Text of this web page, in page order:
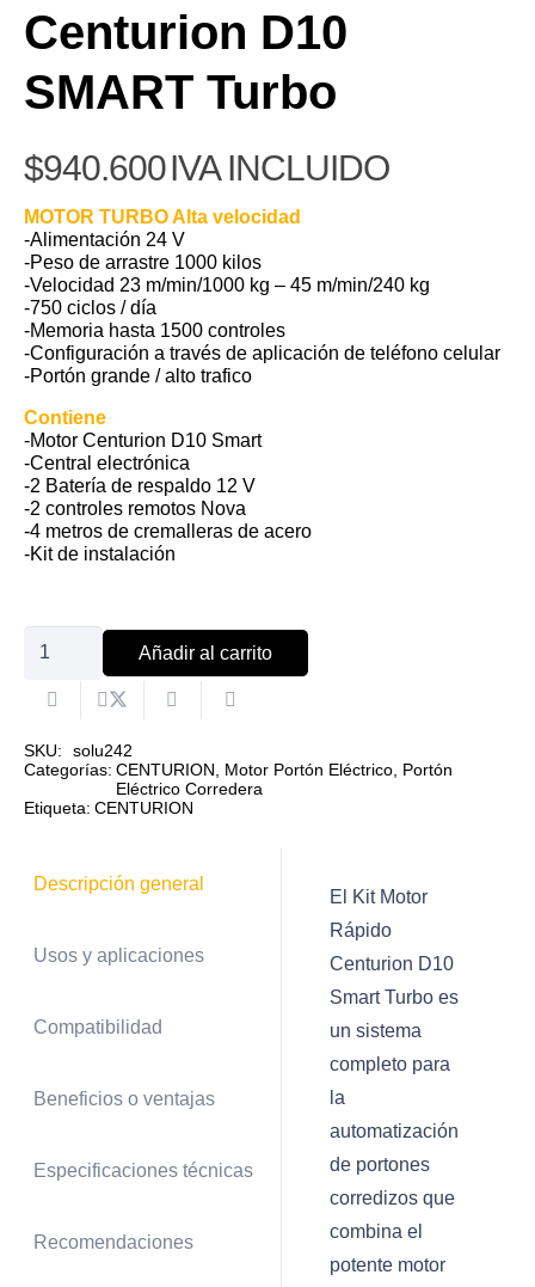
Centurion D10
SMART Turbo
$940.600IVA INCLUIDO
MOTOR TURBO Alta velocidad
-Alimentación 24 V
-Peso de arrastre 1000 kilos
-Velocidad 23 m/min/1000 kg – 45 m/min/240 kg
-750 ciclos / día
-Memoria hasta 1500 controles
-Configuración a través de aplicación de teléfono celular
-Portón grande / alto trafico
Contiene
-Motor Centurion D10 Smart
-Central electrónica
-2 Batería de respaldo 12 V
-2 controles remotos Nova
-4 metros de cremalleras de acero
-Kit de instalación
Kit
rapido
Centurion
D10
SMART
cantidad
Añadir al carrito
SKU:
solu242
Categorías: CENTURION Motor Portón Eléctrico Portón
Eléctrico Corredera
Etiqueta: CENTURION
Descripción general
Usos y aplicaciones
Compatibilidad
Beneficios o ventajas
Especificaciones técnicas
Recomendaciones
El Kit Motor
Rápido
Centurion D10
Smart Turbo es
un sistema
completo para
la
automatización
de portones
corredizos que
combina el
potente motor